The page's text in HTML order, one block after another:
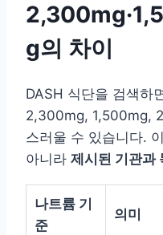
g의 차이
DASH 식단을 검색하
2,300mg, 1,500mg,
스러울 수 있습니다.
아니라 제시된 기관과
나트륨 기
준
의미